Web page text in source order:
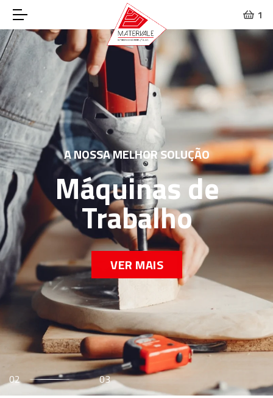
1
A NOSSA MELHOR SOLUÇÃO
Máquinas de
Trabalho
VER MAIS
03 03